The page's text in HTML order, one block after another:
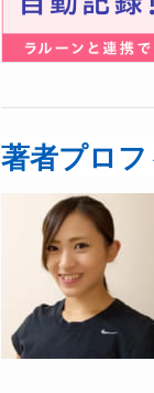
著者プロフ